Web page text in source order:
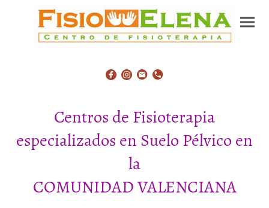
Centros de Fisioterapia
especializados en Suelo Pélvico en
la
COMUNIDAD VALENCIANA